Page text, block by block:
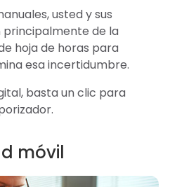
usted y sus
de la
hoja de horas para
esa incertidumbre.
basta un clic para
móvil